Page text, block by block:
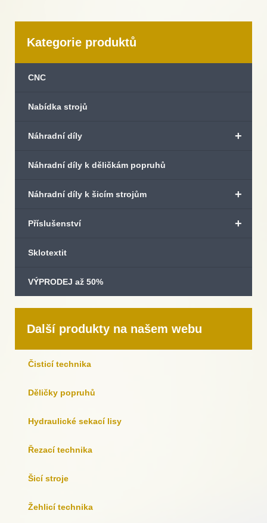
Kategorie produktů
CNC
Nabídka strojů
+
Náhradní díly
Náhradní díly k děličkám popruhů
+
Náhradní díly k šicím strojům
+
Příslušenství
Sklotextit
VÝPRODEJ až 50%
Další produkty na našem webu
Čisticí technika
Děličky popruhů
Hydraulické sekací lisy
Řezací technika
Šicí stroje
Žehlicí technika